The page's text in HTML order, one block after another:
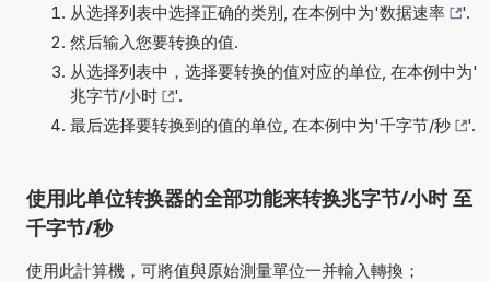
从选择列表中选择正确的类别, 在本例中为'数据速率
'.
然后输入您要转换的值.
从选择列表中，选择要转换的值对应的单位, 在本例中为'
兆字节/小时
'.
最后选择要转换到的值的单位, 在本例中为'千字节/秒 '.
使用此单位转换器的全部功能来转换兆字节/小时 至
千字节/秒
使用此計算機，可將值與原始測量單位一并輸入轉換；